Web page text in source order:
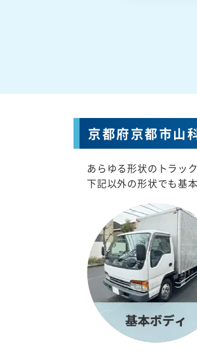
京都府京都市山
あらゆる形状のトラッ
下記以外の形状でも基